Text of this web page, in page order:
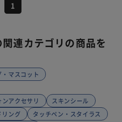
1
連カテゴリの商品を
マスコット
アクセサリ
スキンシール
リング
タッチペン・スタイラス